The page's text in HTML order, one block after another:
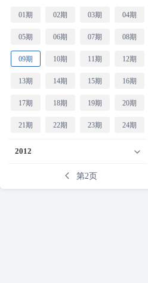
01期 02期 03期 04期
05期 06期 07期 08期
09期 10期 11期 12期
13期 14期 15期 16期
17期 18期 19期 20期
21期 22期 23期 24期
2012
第2页